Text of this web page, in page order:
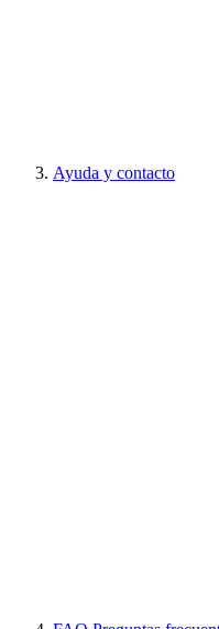
Ayuda y contacto